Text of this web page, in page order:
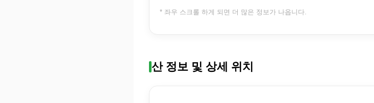
* 좌우 스크롤 하게 되면 더 많은 정보가 나옵니다.
산 정보 및 상세 위치